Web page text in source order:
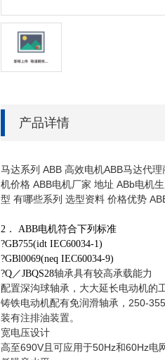
产品详情
马达系列 ABB 高效电机ABB马达代
机价格 ABB电机厂家 地址 ABb电机
型 有哪些系列 选型资料 价格优势
2． ABB电机符合下列标准
?GB755(idt IEC60034-1)
?GBl0069(neq IEC60034-9)
?Q／JBQS28轴承具有较高承载能力
配置深沟球轴承，大大延长电动机的
铸铁电动机配有免润滑轴承，250-
装有注排油装置。
宽电压设计
高至690V且可应用于50Hz和60Hz电网